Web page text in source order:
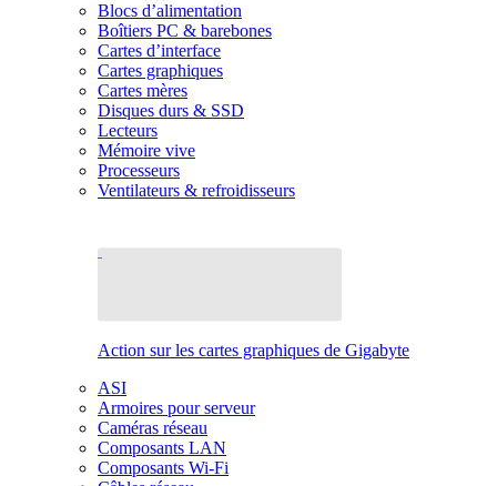
Blocs d’alimentation
Boîtiers PC & barebones
Cartes d’interface
Cartes graphiques
Cartes mères
Disques durs & SSD
Lecteurs
Mémoire vive
Processeurs
Ventilateurs & refroidisseurs
Action sur les cartes graphiques de Gigabyte
ASI
Armoires pour serveur
Caméras réseau
Composants LAN
Composants Wi-Fi